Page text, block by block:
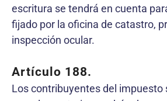
escritura se tendrá en cuenta
fijado por la oficina de catastro,
inspección ocular.
Artículo 188.
Los contribuyentes del impuesto